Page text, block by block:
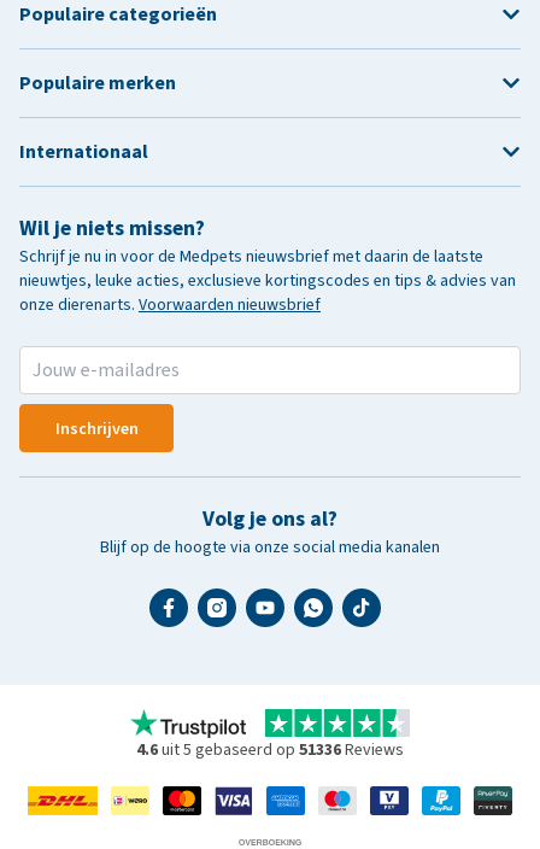
Wil je niets missen?
Schrijf je nu in voor de Medpets nieuwsbrief met daarin de laatste
nieuwtjes, leuke acties, exclusieve kortingscodes en tips & advies van
onze dierenarts. Voorwaarden nieuwsbrief
Inschrijven
Volg je ons al?
Blijf op de hoogte via onze social media kanalen
Populaire categorieën
Populaire merken
Internationaal
4.6uit 5 gebaseerd op 51336Reviews